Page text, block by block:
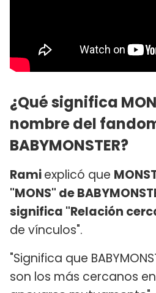
¿Qué significa
nombre del
BABYMONSTER?
Ramiexplicó que
"MONS" de
significa "Relación
de vínculos".
"Significa que
son los más cercanos